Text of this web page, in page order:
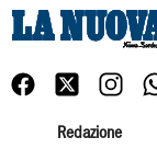
Redazione